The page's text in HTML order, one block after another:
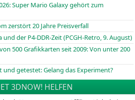
Super Mario Galaxy gehört zum
zerstört 20 Jahre Preisverfall
der P4-DDR-Zeit (PCGH-Retro, 9. August)
500 Grafikkarten seit 2009: Von unter 200
und getestet: Gelang das Experiment?
3DNOW! HELFEN